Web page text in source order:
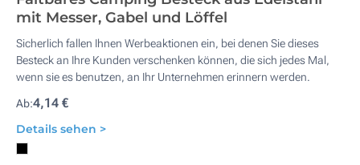
mit Messer, Gabel und Löffel
Sicherlich fallen Ihnen Werbeaktionen ein, bei denen Sie dieses
Besteck an Ihre Kunden verschenken können, die sich jedes Mal,
wenn sie es benutzen, an Ihr Unternehmen erinnern werden.
Ab:4,14 €
Details sehen >